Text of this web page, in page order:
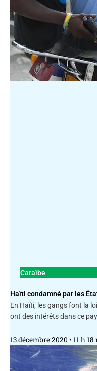
Caraïbe
Haïti condamné par les
En Haïti, les gangs font la
ont des intérêts dans ce
13 décembre 2020 11 h